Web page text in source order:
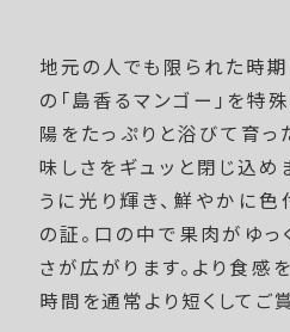
地元の人でも限られた時
の「島香るマンゴー」を特
陽をたっぷりと浴びて育っ
味しさをギュッと閉じ込め
うに光り輝き、鮮やかに
の証。口の中で果肉がゆっ
さが広がります。より食感
時間を通常より短くしてご